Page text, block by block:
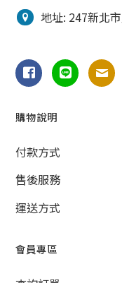
地址: 247新北
購物說明
付款方式
售後服務
運送方式
會員專區